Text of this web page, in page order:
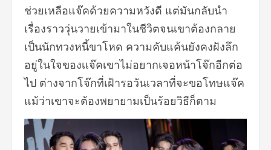
ช่วยเหลือแจ๊คด้วยความหวังดี แต่มันกลับนำ
เรื่องราววุ่นวายเข้ามาในชีวิตจนเขาต้องกลาย
เป็นนักทวงหนี้ขาโหด ความคับแค้นยังคงฝังลึก
อยู่ในใจของเเจ๊คเขาไม่อยากเจอหน้าโจ๊กอีกต่อ
ไป ต่างจากโจ๊กที่เฝ้ารอวันเวลาที่จะขอโทษแจ๊ค
แม้ว่าเขาจะต้องพยายามเป็นร้อยวิธีก็ตาม